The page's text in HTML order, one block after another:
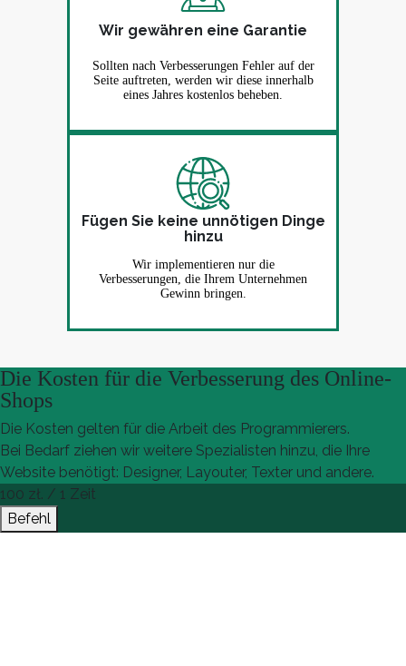
Wir gewähren eine Garantie
Sollten nach Verbesserungen Fehler auf der
Seite auftreten, werden wir diese innerhalb
eines Jahres kostenlos beheben.
Fügen Sie keine unnötigen Dinge
hinzu
Wir implementieren nur die
Verbesserungen, die Ihrem Unternehmen
Gewinn bringen.
Die Kosten für die Verbesserung des Online-
Shops
Die Kosten gelten für die Arbeit des Programmierers.
Bei Bedarf ziehen wir weitere Spezialisten hinzu, die Ihre
Website benötigt: Designer, Layouter, Texter und andere.
100 zł. / 1 Zeit
Befehl